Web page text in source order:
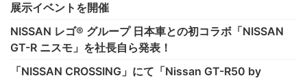
展示イベントを開催
NISSAN レゴ® グループ 日本車との初コラボ「NISSAN
GT-R ニスモ」を社長自ら発表！
「NISSAN CROSSING」にて「Nissan GT-R50 by